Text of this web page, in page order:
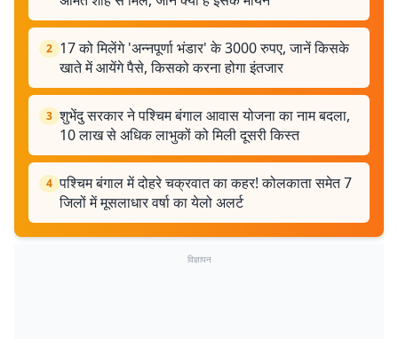
2 17 को मिलेंगे 'अन्नपूर्णा भंडार' के 3000 रुपए, जानें किसके
खाते में आयेंगे पैसे, किसको करना होगा इंतजार
3 शुभेंदु सरकार ने पश्चिम बंगाल आवास योजना का नाम बदला,
10 लाख से अधिक लाभुकों को मिली दूसरी किस्त
4 पश्चिम बंगाल में दोहरे चक्रवात का कहर! कोलकाता समेत 7
जिलों में मूसलाधार वर्षा का येलो अलर्ट
विज्ञापन